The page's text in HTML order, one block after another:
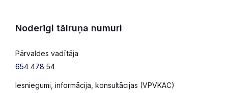
Noderīgi tālruņa numuri
Pārvaldes vadītāja
654 478 54
Iesniegumi, informācija, konsultācijas (VPVKAC)